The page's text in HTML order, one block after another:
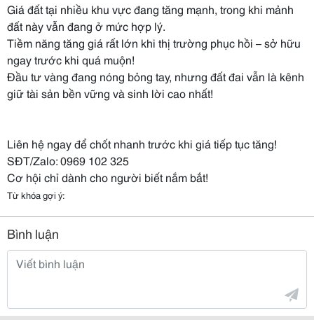
Giá đất tại nhiều khu vực đang tăng mạnh, trong khi mảnh
đất này vẫn đang ở mức hợp lý.
Tiềm năng tăng giá rất lớn khi thị trường phục hồi – sở hữu
ngay trước khi quá muộn!
Đầu tư vàng đang nóng bỏng tay, nhưng đất đai vẫn là kênh
giữ tài sản bền vững và sinh lời cao nhất!
Liên hệ ngay để chốt nhanh trước khi giá tiếp tục tăng!
SĐT/Zalo: 0969 102 325
Cơ hội chỉ dành cho người biết nắm bắt!
Từ khóa gợi ý:
Bình luận